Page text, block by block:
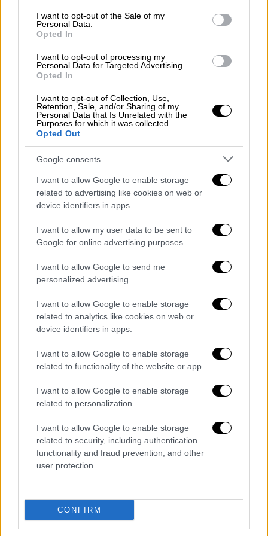
consent section.
I want to opt-out of the Sale of my
Personal Data.
Opted In
I want to opt-out of processing my
Personal Data for Targeted Advertising.
Opted In
I want to opt-out of Collection, Use,
Retention, Sale, and/or Sharing of my
Personal Data that Is Unrelated with the
Purposes for which it was collected.
Opted Out
Google consents
I want to allow Google to enable storage
related to advertising like cookies on web or
device identifiers in apps.
I want to allow my user data to be sent to
Google for online advertising purposes.
I want to allow Google to send me
personalized advertising.
I want to allow Google to enable storage
related to analytics like cookies on web or
device identifiers in apps.
I want to allow Google to enable storage
related to functionality of the website or app.
I want to allow Google to enable storage
related to personalization.
I want to allow Google to enable storage
related to security, including authentication
functionality and fraud prevention, and other
user protection.
CONFIRM
-Θα τονίσει ότι η πρόταση για σύσταση
εξεταστικής επιτροπής είναι η μοναδική
επισημάνουν κυβερνητικές πηγές-
καλύπτει
ολόκληρη την εξέλιξη των παθογενειών
μπορεί να αναδείξει ουσιαστικές λύσεις για
τη μελλοντική βελτίωση του μηχανισμού
χορήγησης αγροτικών ενισχύσεων.
αντιπολίτευσης, λέγοντας πως δεν
επιδιώκει να καταθέσει προτάσεις αλλά έχει
ως στόχο μέσα από την αντιπαράθεση να
αποκομίσει μικροκομματικά οφέλη.
Άλλωστε οι «γαλάζιοι» έχουν επανειλλημένα
κατηγορήσει τα κόμματα της
αντιπολίτευσης πως υιοθετούν μια λογική
του «όχι σε όλα»και επικεντρώνονται στην
παρουσίαση ενός ολοκληρωμένου σχεδίου
για την επόμενη ημέρα.
- Θα αναφερθεί ευρύτερα στα τεκταινόμενα
και θα τονίσει, σύμφωνα με κυβερνητικές
δεν πρέπει να εμφανίζεται εσωστρεφής και
διχασμένη. Άλλωστε από το στρατόπεδο της
Ν.Δ. τονίζεται συνεχώς η σημασία της
σταθερότηταςσε μία εποχή πολλαπλών
προκλήσεων,με το βλέμμα στραμμένο σε ένα
κοινό που δεν θέλει περιπέτειες.
ανοίξουν την βεντάλια των θεμάτων και να
κριθούν ευρύτερα για την ασκούμενη